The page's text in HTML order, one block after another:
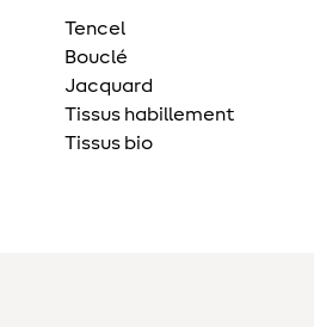
Tencel
Bouclé
Jacquard
Tissus habillement
Tissus bio